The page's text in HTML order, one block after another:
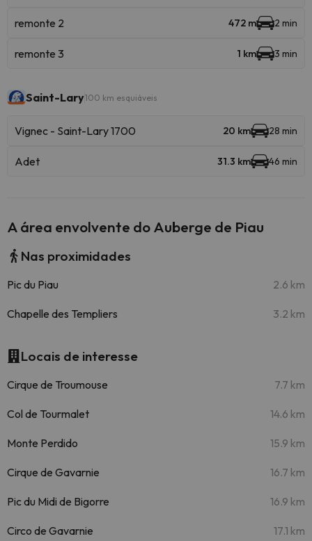
remonte 2 472 m 2 min
remonte 3 1 km 3 min
Saint-Lary100 km esquiáveis
Vignec - Saint-Lary 1700 20 km 28 min
Adet 31.3 km 46 min
A área envolvente do Auberge de Piau
Nas proximidades
Pic du Piau 2.6 km
Chapelle des Templiers 3.2 km
Locais de interesse
Cirque de Troumouse 7.7 km
Col de Tourmalet 14.6 km
Monte Perdido 15.9 km
Cirque de Gavarnie 16.7 km
Pic du Midi de Bigorre 16.9 km
Circo de Gavarnie 17.1 km